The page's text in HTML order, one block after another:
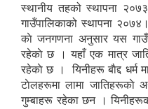
स्थानीय तहको स्थापना
गाउँपालिकाको स्थापना
काे जनगणना अनुसार यस
रहेकाे छ । यहाँ एक मात्र
रहेकाे छ । यिनीहरू बाैद्द धर्म
टाेलहरूमा लामा जातिहरूकाे
गुम्बाहरू रहेका छन ।